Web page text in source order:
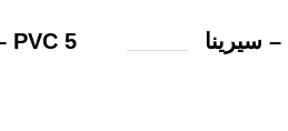
PVC 5 – جنوفا